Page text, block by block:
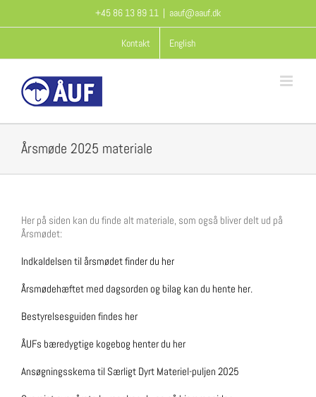
+45 86 13 89 11 aauf@aauf.dk
Kontakt English
Årsmøde 2025 materiale
Her på siden kan du finde alt materiale, som også bliver delt ud på
Årsmødet:
Indkaldelsen til årsmødet finder du her
Årsmødehæftet med dagsorden og bilag kan du hente her.
Bestyrelsesguiden findes her
ÅUFs bæredygtige kogebog henter du her
Ansøgningsskema til Særligt Dyrt Materiel-puljen 2025